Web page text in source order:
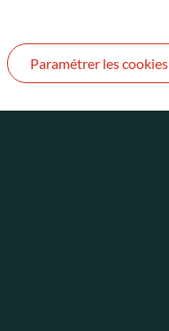
Paramétrer les cookies